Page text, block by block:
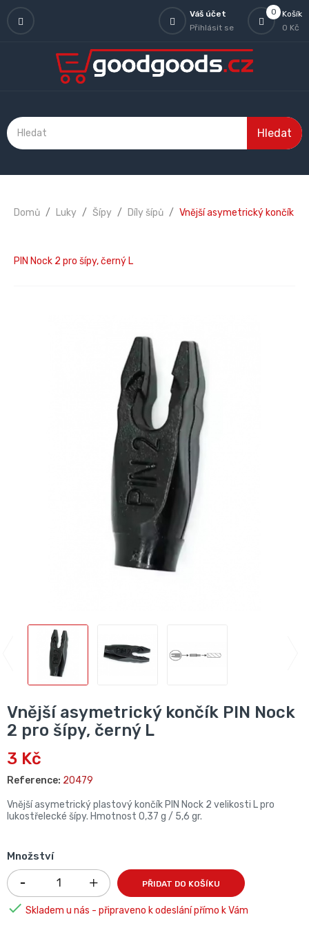
0
Košík
0 Kč
Váš účet
Přihlásit se
Hledat
Domů Luky Šípy Díly šípů Vnější asymetrický končík
PIN Nock 2 pro šípy, černý L
Vnější asymetrický končík PIN Nock
2 pro šípy, černý L
3 Kč
Reference: 20479
Vnější asymetrický plastový končík PIN Nock 2 velikosti L pro
lukostřelecké šípy. Hmotnost 0,37 g / 5,6 gr.
Množství
PŘIDAT DO KOŠÍKU
 Skladem u nás - připraveno k odeslání přímo k Vám